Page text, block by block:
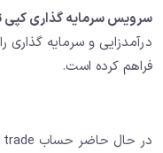
سرویس سرمایه گذاری کپی
درآمدزایی و سرمایه گذاری
فراهم کرده است.